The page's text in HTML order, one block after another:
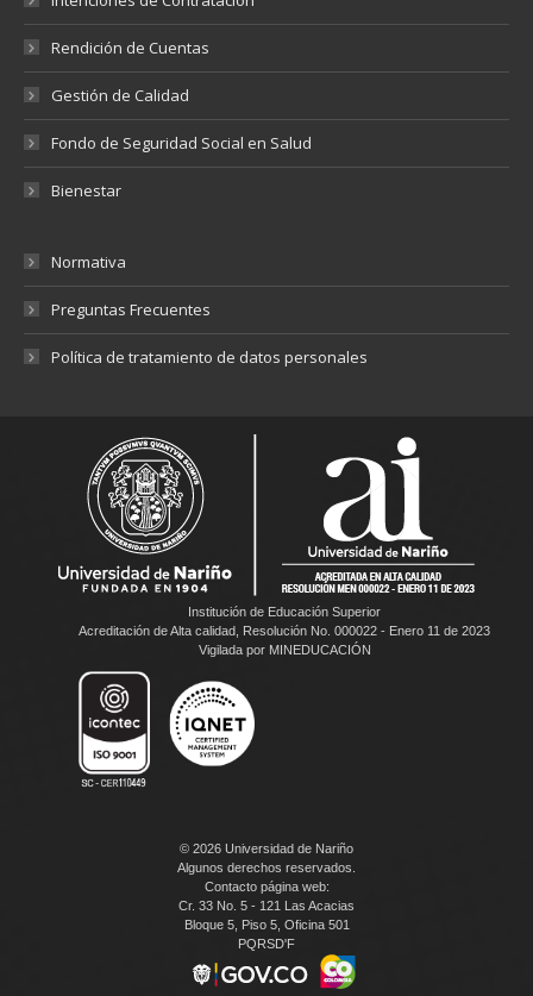
Rendición de Cuentas
Gestión de Calidad
Fondo de Seguridad Social en Salud
Bienestar
Normativa
Preguntas Frecuentes
Política de tratamiento de datos personales
Institución de Educación Superior
Acreditación de Alta calidad, Resolución No. 000022 - Enero 11 de 2023
Vigilada por MINEDUCACIÓN
© 2026 Universidad de Nariño
Algunos derechos reservados.
Contacto página web:
Cr. 33 No. 5 - 121 Las Acacias
Bloque 5, Piso 5, Oficina 501
PQRSD'F